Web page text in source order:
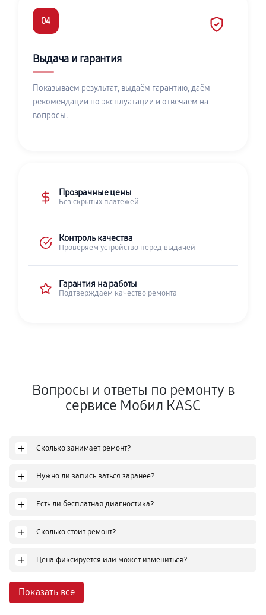
04
Выдача и гарантия
Показываем результат, выдаём гарантию, даём
рекомендации по эксплуатации и отвечаем на
вопросы.
Прозрачные цены
Без скрытых платежей
Контроль качества
Проверяем устройство перед выдачей
Гарантия на работы
Подтверждаем качество ремонта
Вопросы и ответы по ремонту в
сервисе Мобил КASC
+ Сколько занимает ремонт?
+ Нужно ли записываться заранее?
+ Есть ли бесплатная диагностика?
+ Сколько стоит ремонт?
+ Цена фиксируется или может измениться?
Показать все